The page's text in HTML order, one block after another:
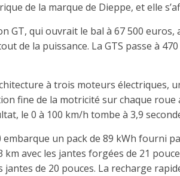
de la marque de Dieppe, et elle
GT, qui ouvrait le bal à 67 500
de la puissance. La GTS passe à
à trois moteurs électriques,
fine de la motricité sur chaque roue
le 0 à 100 km/h tombe à 3,9
embarque un pack de 89 kWh fourni
km avec les jantes forgées de 21
de 20 pouces. La recharge